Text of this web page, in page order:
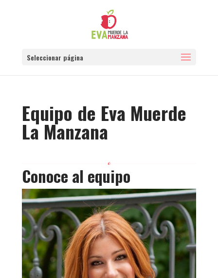
Seleccionar página
Equipo de Eva Muerde
La Manzana
Conoce al equipo